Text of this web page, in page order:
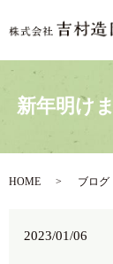
新年明け
HOME ブログ
2023/01/06